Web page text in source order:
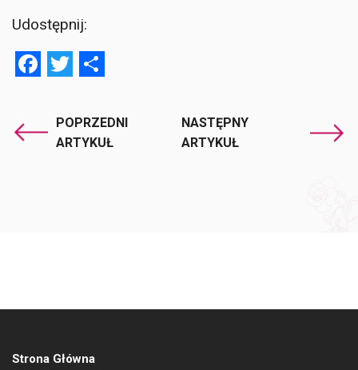
Udostępnij:
Facebook
Twitter
POPRZEDNI
ARTYKUŁ
NASTĘPNY
ARTYKUŁ
Strona Główna